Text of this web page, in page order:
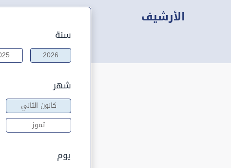
الأرشيف
سنة
2026
شهر
كانون الثاني
تموز
يوم